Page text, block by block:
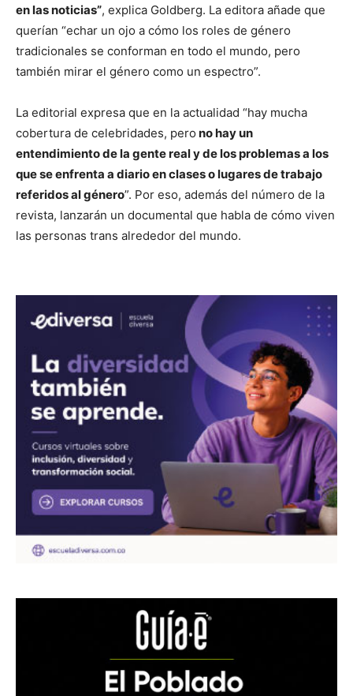
en las noticias”, explica Goldberg. La editora añade que
querían “echar un ojo a cómo los roles de género
tradicionales se conforman en todo el mundo, pero
también mirar el género como un espectro”.
La editorial expresa que en la actualidad “hay mucha
cobertura de celebridades, pero no hay un
entendimiento de la gente real y de los problemas a los
que se enfrenta a diario en clases o lugares de trabajo
referidos al género”. Por eso, además del número de la
revista, lanzarán un documental que habla de cómo viven
las personas trans alrededor del mundo.